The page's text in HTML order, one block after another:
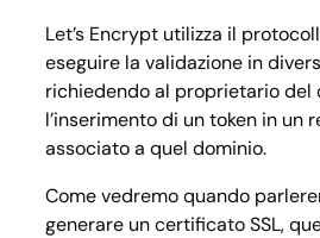
Let’s Encrypt utilizza il
eseguire la validazione in
richiedendo al proprietario del
l’inserimento di un token in un
associato a quel dominio.
Come vedremo quando
generare un certificato SSL,